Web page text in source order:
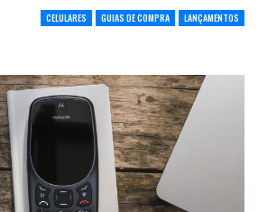
CELULARES GUIAS DE COMPRA LANÇAMENTOS